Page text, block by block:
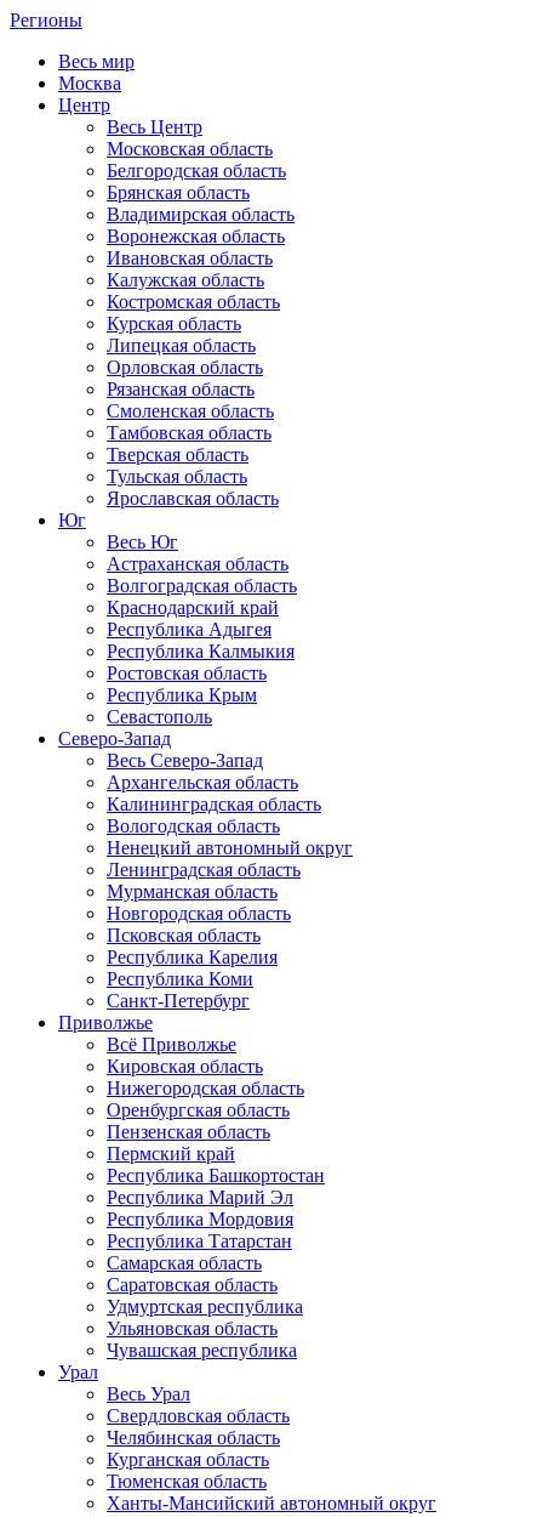
Регионы
Весь мир
Москва
Центр
Весь Центр
Московская область
Белгородская область
Брянская область
Владимирская область
Воронежская область
Ивановская область
Калужская область
Костромская область
Курская область
Липецкая область
Орловская область
Рязанская область
Смоленская область
Тамбовская область
Тверская область
Тульская область
Ярославская область
Юг
Весь Юг
Астраханская область
Волгоградская область
Краснодарский край
Республика Адыгея
Республика Калмыкия
Ростовская область
Республика Крым
Севастополь
Северо-Запад
Весь Северо-Запад
Архангельская область
Калининградская область
Вологодская область
Ненецкий автономный округ
Ленинградская область
Мурманская область
Новгородская область
Псковская область
Республика Карелия
Республика Коми
Санкт-Петербург
Приволжье
Всё Приволжье
Кировская область
Нижегородская область
Оренбургская область
Пензенская область
Пермский край
Республика Башкортостан
Республика Марий Эл
Республика Мордовия
Республика Татарстан
Самарская область
Саратовская область
Удмуртская республика
Ульяновская область
Чувашская республика
Урал
Весь Урал
Свердловская область
Челябинская область
Курганская область
Тюменская область
Ханты-Мансийский автономный округ